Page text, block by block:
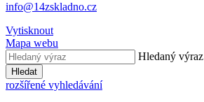
info@14zskladno.cz
Vytisknout
Mapa webu
Hledaný výraz
Hledat
rozšířené vyhledávání